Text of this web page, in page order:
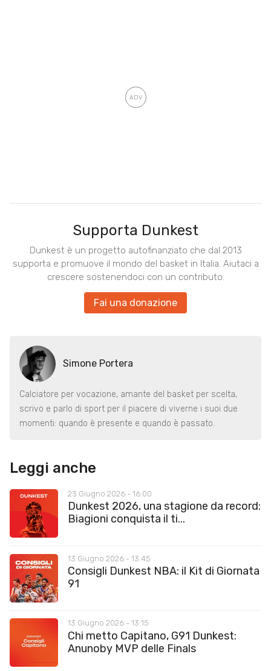
Supporta Dunkest
Dunkest è un progetto autofinanziato che dal 2013
supporta e promuove il mondo del basket in Italia. Aiutaci a
crescere sostenendoci con un contributo.
Fai una donazione
Simone Portera
Calciatore per vocazione, amante del basket per scelta,
scrivo e parlo di sport per il piacere di viverne i suoi due
momenti: quando è presente e quando è passato.
Leggi anche
23 Giugno 2026 - 16:00
Dunkest 2026, una stagione da record:
Biagioni conquista il ti...
13 Giugno 2026 - 13:45
Consigli Dunkest NBA: il Kit di Giornata
91
13 Giugno 2026 - 13:15
Chi metto Capitano, G91 Dunkest:
Anunoby MVP delle Finals